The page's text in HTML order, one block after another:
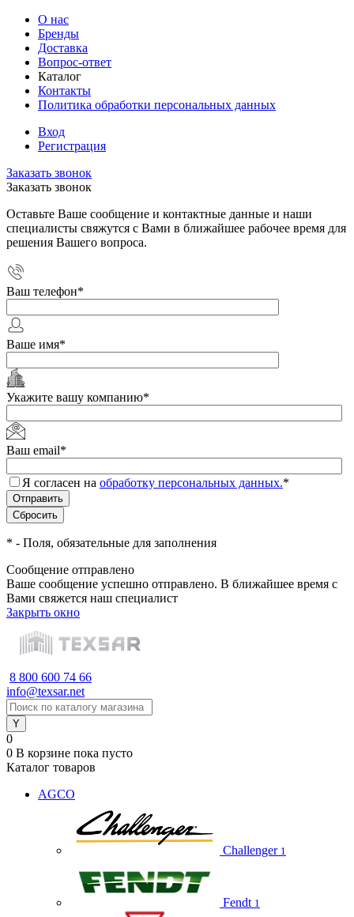
О нас
Бренды
Доставка
Вопрос-ответ
Каталог
Контакты
Политика обработки персональных данных
Вход
Регистрация
Заказать звонок
Заказать звонок
Оставьте Ваше сообщение и контактные данные и наши
специалисты свяжутся с Вами в ближайшее рабочее время для
решения Вашего вопроса.
Ваш телефон*
Ваше имя*
Укажите вашу компанию*
Ваш email*
Я согласен на обработку персональных данных.*
* - Поля, обязательные для заполнения
Сообщение отправлено
Ваше сообщение успешно отправлено. В ближайшее время с
Вами свяжется наш специалист
Закрыть окно
8 800 600 74 66
info@texsar.net
0
0 В корзине пока пусто
Каталог товаров
AGCO
Challenger 1
Fendt 1